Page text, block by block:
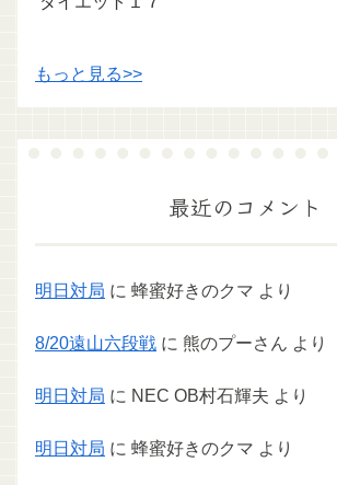
もっと見る>>
最近のコメント
明日対局 に 蜂蜜好きのクマ より
8/20遠山六段戦 に 熊のプーさん より
明日対局 に NEC OB村石輝夫 より
明日対局 に 蜂蜜好きのクマ より